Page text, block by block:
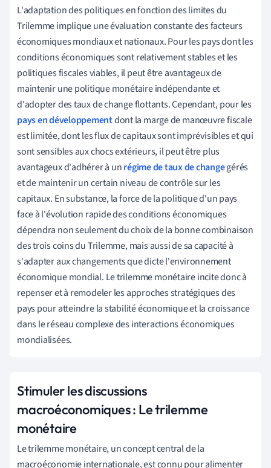
L'adaptation des politiques en fonction des limites du
Trilemme implique une évaluation constante des facteurs
économiques mondiaux et nationaux. Pour les pays dont les
conditions économiques sont relativement stables et les
politiques fiscales viables, il peut être avantageux de
maintenir une politique monétaire indépendante et
d'adopter des taux de change flottants. Cependant, pour les
pays en développementdont la marge de manœuvre fiscale
est limitée, dont les flux de capitaux sont imprévisibles et qui
sont sensibles aux chocs extérieurs, il peut être plus
avantageux d'adhérer à unrégime de taux de changegérés
et de maintenir un certain niveau de contrôle sur les
capitaux. En substance, la force de la politique d'un pays
face à l'évolution rapide des conditions économiques
dépendra non seulement du choix de la bonne combinaison
des trois coins du Trilemme, mais aussi de sa capacité à
s'adapter aux changements que dicte l'environnement
économique mondial. Le trilemme monétaire incite donc à
repenser et à remodeler les approches stratégiques des
pays pour atteindre la stabilité économique et la croissance
dans le réseau complexe des interactions économiques
mondialisées.
Stimuler les discussions
macroéconomiques : Le trilemme
monétaire
Le trilemme monétaire, un concept central de la
macroéconomie internationale, est connu pour alimenter